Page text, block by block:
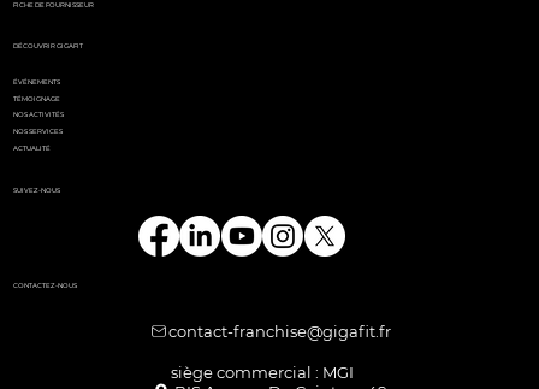
DÉCOUVRIR GIGAFIT
ÉVÉNEMENTS
TÉMOIGNAGE
NOS ACTIVITÉS
NOS SERVICES
ACTUALITÉ
CONTACTEZ-NOUS
contact-franchise@gigafit.fr
FICHE DE FOURNISSEUR
SUIVEZ-NOUS